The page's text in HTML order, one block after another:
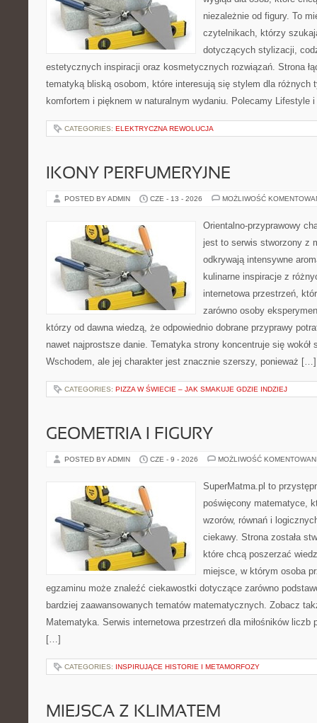
niezależnie od figury. To
czytelnikach, którzy
dotyczących stylizacji,
estetycznych inspiracji oraz kosmetycznych rozwiązań. Strona
tematyką bliską osobom, które interesują się stylem dla różnych
komfortem i pięknem w naturalnym wydaniu. Polecamy Lifestyle
CATEGORIES: ELEKTRYCZNA REWOLUCJA
IKONY PERFUMERYJNE
POSTED BY ADMIN CZE - 13 - 2026 MOŻLIWOŚĆ
Orientalno-przyprawowy
jest to serwis stworzony z
odkrywają intensywne
kulinarne inspiracje z
internetowa przestrzeń,
zarówno osoby
którzy od dawna wiedzą, że odpowiednio dobrane przyprawy
nawet najprostsze danie. Tematyka strony koncentruje się wokół
Wschodem, ale jej charakter jest znacznie szerszy, ponieważ […]
CATEGORIES: PIZZA W ŚWIECIE – JAK SMAKUJE GDZIE INDZIEJ
GEOMETRIA I FIGURY
POSTED BY ADMIN CZE - 9 - 2026 MOŻLIWOŚĆ
SuperMatma.pl to
poświęcony matematyce,
wzorów, równań i
ciekawy. Strona została
które chcą poszerzać
miejsce, w którym osoba
egzaminu może znaleźć ciekawostki dotyczące zarówno
bardziej zaawansowanych tematów matematycznych. Zobacz
Matematyka. Serwis internetowa przestrzeń dla miłośników liczb
[…]
CATEGORIES: INSPIRUJĄCE HISTORIE I METAMORFOZY
MIEJSCA Z KLIMATEM